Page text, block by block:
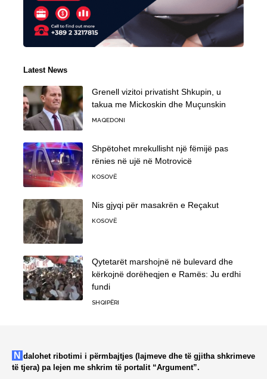
Latest News
Grenell vizitoi privatisht Shkupin, u
takua me Mickoskin dhe Muçunskin
MAQEDONI
Shpëtohet mrekullisht një fëmijë pas
rënies në ujë në Motrovicë
KOSOVË
Nis gjyqi për masakrën e Reçakut
KOSOVË
Qytetarët marshojnë në bulevard dhe
kërkojnë dorëheqjen e Ramës: Ju erdhi
fundi
SHQIPËRI
Ndalohet ribotimi i përmbajtjes (lajmeve dhe të gjitha shkrimeve
të tjera) pa lejen me shkrim të portalit “Argument”.